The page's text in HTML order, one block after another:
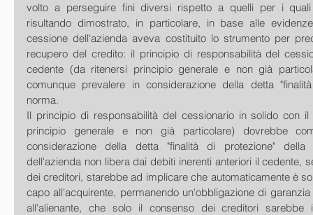
volto a perseguire fini diversi rispetto a quelli per i
risultando dimostrato, in particolare, in base alle
cessione dell'azienda aveva costituito lo strumento per
recupero del credito: il principio di responsabilità del
cedente (da ritenersi principio generale e non già
comunque prevalere in considerazione della detta
norma.
Il principio di responsabilità del cessionario in solido con
principio generale e non già particolare) dovrebbe
considerazione della detta "finalità di protezione"
dell'azienda non libera dai debiti inerenti anteriori il cedente,
dei creditori, starebbe ad implicare che automaticamente è
capo all'acquirente, permanendo un'obbligazione di
all'alienante, che solo il consenso dei creditori